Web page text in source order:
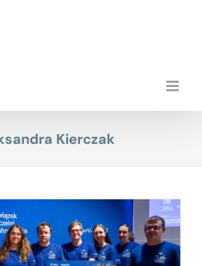
Kierczak